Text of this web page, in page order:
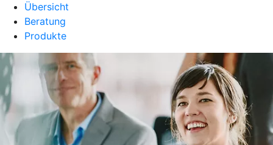
Übersicht
Beratung
Produkte